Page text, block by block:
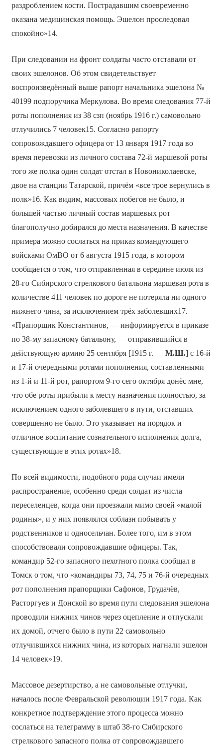
раздроблением кости. Пострадавшим своевременно
оказана медицинская помощь. Эшелон проследовал
спокойно»14.
При следовании на фронт солдаты часто отставали от
своих эшелонов. Об этом свидетельствует
воспроизведённый выше рапорт начальника эшелона №
40199 подпоручика Меркулова. Во время следования 77-й
роты пополнения из 38 сзп (ноябрь 1916 г.) самовольно
отлучились 7 человек15. Согласно рапорту
сопровождавшего офицера от 13 января 1917 года во
время перевозки из личного состава 72-й маршевой роты
того же полка один солдат отстал в Новониколаевске,
двое на станции Татарской, причём «все трое вернулись в
полк»16. Как видим, массовых побегов не было, и
большей частью личный состав маршевых рот
благополучно добирался до места назначения. В качестве
примера можно сослаться на приказ командующего
войсками ОмВО от 6 августа 1915 года, в котором
сообщается о том, что отправленная в середине июля из
28-го Сибирского стрелкового батальона маршевая рота в
количестве 411 человек по дороге не потеряла ни одного
нижнего чина, за исключением трёх заболевших17.
«Прапорщик Константинов, — информируется в приказе
по 38-му запасному батальону, — отправившийся в
действующую армию 25 сентября [1915 г. — М.Ш.] с 16-й
и 17-й очередными ротами пополнения, составленными
из 1-й и 11-й рот, рапортом 9-го сего октября донёс мне,
что обе роты прибыли к месту назначения полностью, за
исключением одного заболевшего в пути, отставших
совершенно не было. Это указывает на порядок и
отличное воспитание сознательного исполнения долга,
существующие в этих ротах»18.
По всей видимости, подобного рода случаи имели
распространение, особенно среди солдат из числа
переселенцев, когда они проезжали мимо своей «малой
родины», и у них появлялся соблазн побывать у
родственников и односельчан. Более того, им в этом
способствовали сопровождавшие офицеры. Так,
командир 52-го запасного пехотного полка сообщал в
Томск о том, что «командиры 73, 74, 75 и 76-й очередных
рот пополнения прапорщики Сафонов, Грудачёв,
Расторгуев и Донской во время пути следования эшелона
проводили нижних чинов через оцепление и отпускали
их домой, отчего было в пути 22 самовольно
отлучившихся нижних чина, из которых нагнали эшелон
14 человек»19.
Массовое дезертирство, а не самовольные отлучки,
началось после Февральской революции 1917 года. Как
конкретное подтверждение этого процесса можно
сослаться на телеграмму в штаб 38-го Сибирского
стрелкового запасного полка от сопровождавшего